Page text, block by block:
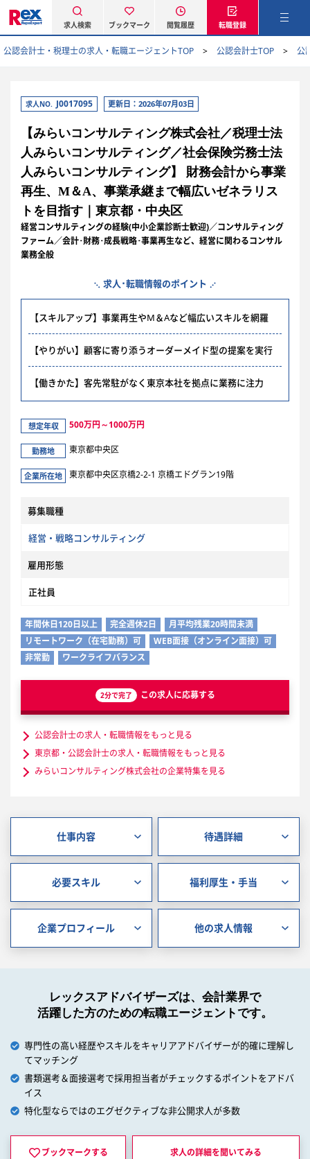
求人検索 ブックマーク 閲覧履歴 転職登録
公認会計士・税理士の求人・転職エージェントTOP 公認会計士TOP 公
求人NO. J0017095 更新日：2026年07月03日
【みらいコンサルティング株式会社／税理士法
人みらいコンサルティング／社会保険労務士法
人みらいコンサルティング】 財務会計から事業
再生、M＆A、事業承継まで幅広いゼネラリス
トを目指す｜東京都・中央区
経営コンサルティングの経験(中小企業診断士歓迎)／コンサルティング
ファーム／会計･財務･成長戦略･事業再生など、経営に関わるコンサル
業務全般
求人･転職情報のポイント
【スキルアップ】事業再生やM＆Aなど幅広いスキルを網羅
【やりがい】顧客に寄り添うオーダーメイド型の提案を実行
【働きかた】客先常駐がなく東京本社を拠点に業務に注力
想定年収 500万円～1000万円
勤務地 東京都中央区
企業所在地 東京都中央区京橋2-2-1 京橋エドグラン19階
募集職種
経営・戦略コンサルティング
雇用形態
正社員
年間休日120日以上 完全週休2日
月平均残業20時間未満
リモートワーク（在宅勤務）可
WEB面接（オンライン面接）可
非常勤
ワークライフバランス
2分で完了 この求人に応募する
公認会計士の求人・転職情報をもっと見る
東京都・公認会計士の求人・転職情報をもっと見る
みらいコンサルティング株式会社の企業特集を見る
仕事内容 待遇詳細
必要スキル 福利厚生・手当
企業プロフィール 他の求人情報
レックスアドバイザーズは、会計業界で
活躍した方のための転職エージェントです。
専門性の高い経歴やスキルをキャリアアドバイザーが的確に理解し
てマッチング
書類選考＆面接選考で採用担当者がチェックするポイントをアドバ
イス
特化型ならではのエグゼクティブな非公開求人が多数
ブックマークする 求人の詳細を聞いてみる